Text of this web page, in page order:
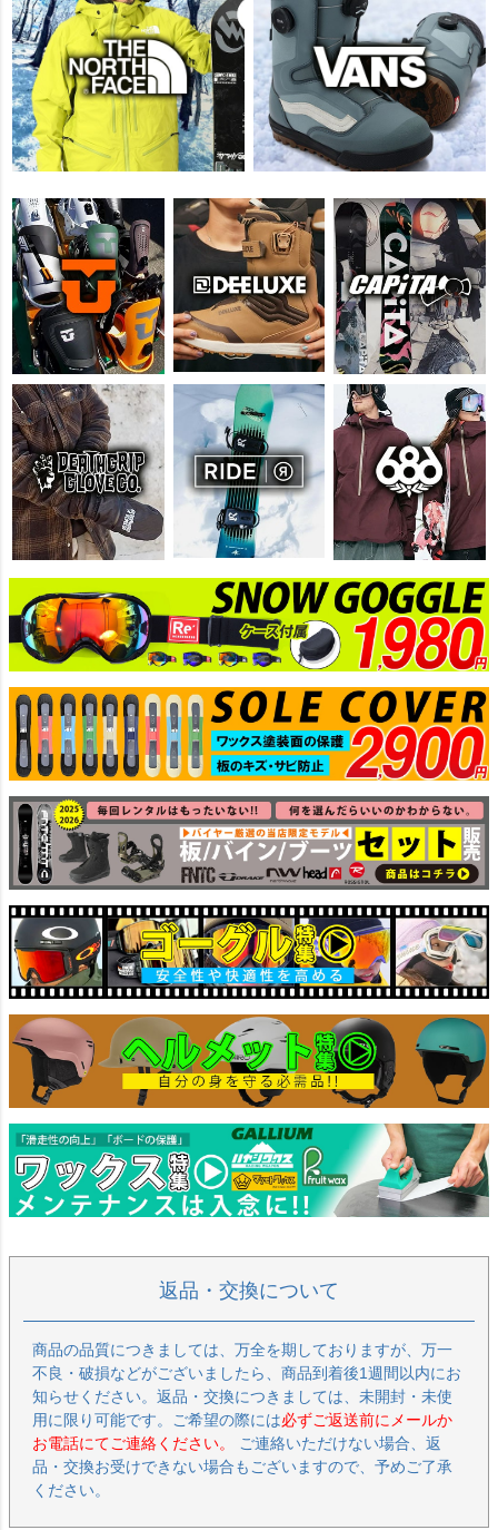
返品・交換について
商品の品質につきましては、万全を期しておりますが、万一
不良・破損などがございましたら、商品到着後1週間以内にお
知らせください。返品・交換につきましては、未開封・未使
用に限り可能です。ご希望の際には必ずご返送前にメールか
お電話にてご連絡ください。
ご連絡いただけない場合、返
品・交換お受けできない場合もございますので、予めご了承
ください。